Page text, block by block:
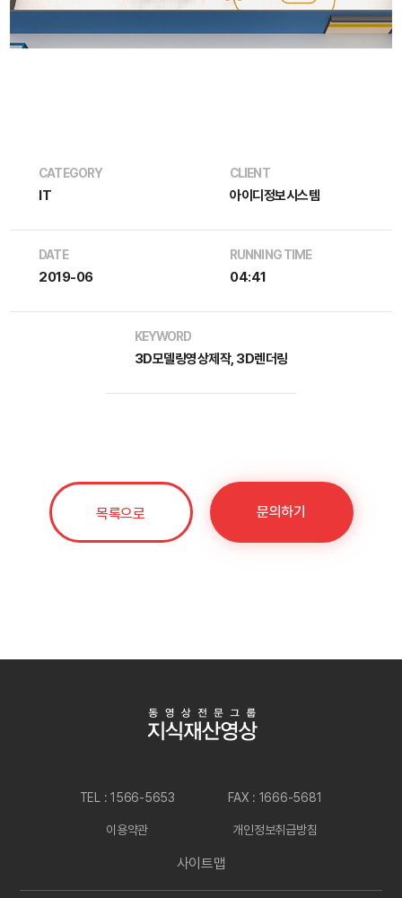
CATEGORY
IT
CLIENT
아이디정보시스템
DATE
2019-06
RUNNING TIME
04:41
KEYWORD
3D모델링영상제작, 3D렌더링
목록으로 문의하기
TEL : 1566-5653 FAX : 1666-5681
이용약관 개인정보취급방침
사이트맵